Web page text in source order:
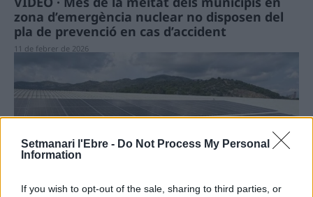
Setmanari l'Ebre - Do Not Process My Personal
Information
If you wish to opt-out of the sale, sharing to third parties, or
zona d’emergència nuclear no disposen del
pla de prevenció en cas d’accident
11 de febrer de 2026
Energia